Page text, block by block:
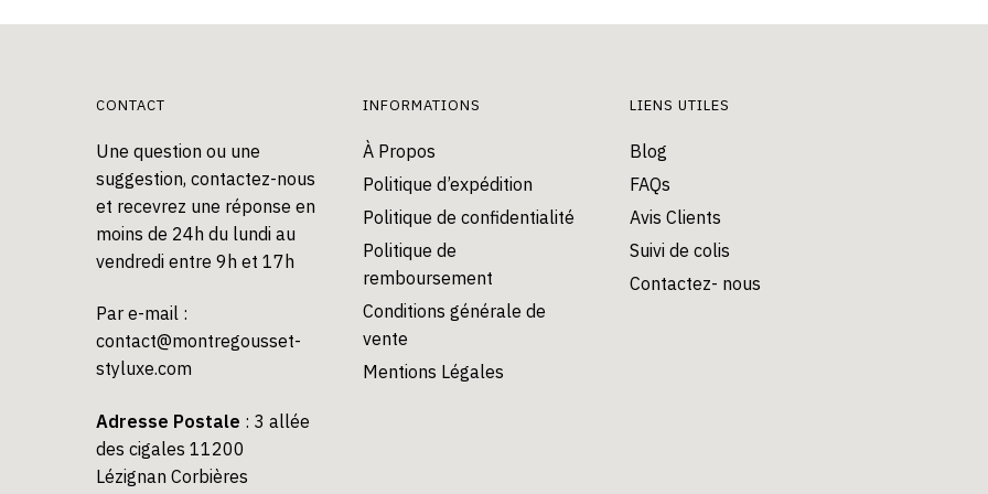
peuvent
page
du
produit
peuvent
produit
options
CONTACT
Une question ou une
suggestion, contactez-nous
et recevrez une réponse en
moins de 24h du lundi au
vendredi entre 9h et 17h
Par e-mail :
contact@montregousset-
styluxe.com
Adresse Postale : 3 allée
des cigales 11200
Lézignan Corbières
INFORMATIONS
À Propos
Politique d’expédition
Politique de confidentialité
Politique de
remboursement
Conditions générale de
vente
Mentions Légales
LIENS UTILES
Blog
FAQs
Avis Clients
Suivi de colis
Contactez- nous